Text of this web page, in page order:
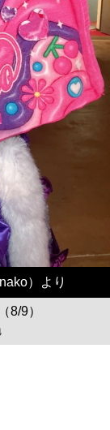
）より
8/9）